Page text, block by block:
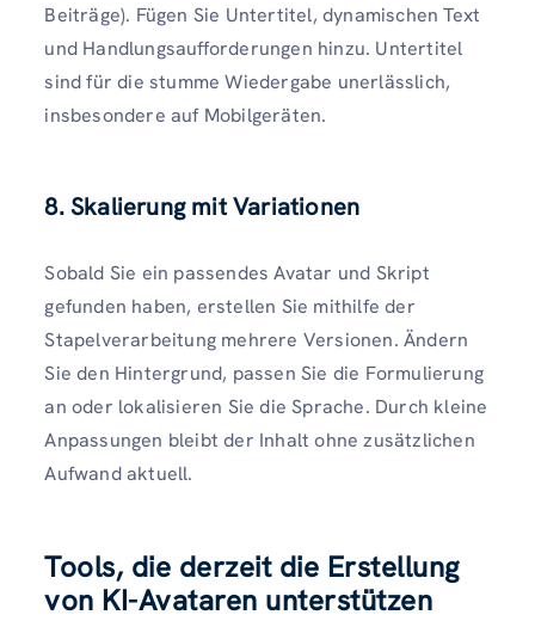
Beiträge). Fügen Sie Untertitel, dynamischen Text
und Handlungsaufforderungen hinzu. Untertitel
sind für die stumme Wiedergabe unerlässlich,
insbesondere auf Mobilgeräten.
8. Skalierung mit Variationen
Sobald Sie ein passendes Avatar und Skript
gefunden haben, erstellen Sie mithilfe der
Stapelverarbeitung mehrere Versionen. Ändern
Sie den Hintergrund, passen Sie die Formulierung
an oder lokalisieren Sie die Sprache. Durch kleine
Anpassungen bleibt der Inhalt ohne zusätzlichen
Aufwand aktuell.
Tools, die derzeit die Erstellung
von KI-Avataren unterstützen